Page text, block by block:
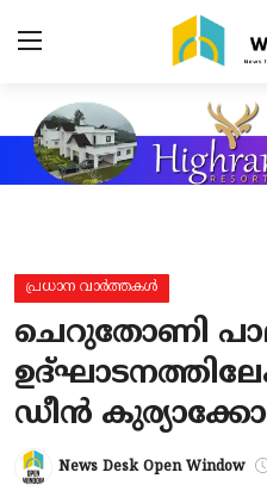
Login
പ്രധാന വാർത്തകൾ
പ്രാദേശികം
കായികം
TOURISM
പ്രധാന വാർത്തകൾ
ചെറുതോണി
ഡീൻ
News Desk Open Window